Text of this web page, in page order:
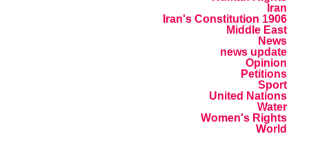
Iran
Iran's Constitution 1906
Middle East
News
news update
Opinion
Petitions
Sport
United Nations
Water
Women's Rights
World